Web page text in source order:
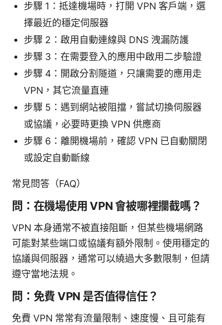
步驟 1：抵達機場時，打開 VPN 客戶端，選
擇最近的穩定伺服器
步驟 2：啟用自動連線與 DNS 洩漏防護
步驟 3：在需要登入的應用中啟用二步驗證
步驟 4：開啟分割隧道，只讓需要的應用走
VPN，其它流量直連
步驟 5：遇到網站被阻擋，嘗試切換伺服器
或協議，必要時更換 VPN 供應商
步驟 6：離開機場前，確認 VPN 已自動關閉
或設定自動斷線
常見問答（FAQ）
問：在機場使用 VPN 會被哪裡攔截嗎？
VPN 本身通常不被直接阻斷，但某些機場網路
可能對某些端口或協議有額外限制。使用穩定的
協議與伺服器，通常可以繞過大多數限制，但請
遵守當地法規。
問：免費 VPN 是否值得信任？
免費 VPN 常常有流量限制、速度慢、且可能有